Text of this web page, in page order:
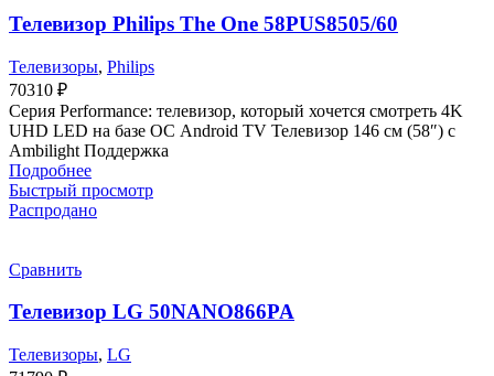
Телевизор Philips The One 58PUS8505/60
Телевизоры, Philips
70310 ₽
Серия Performance: телевизор, который хочется смотреть 4K
UHD LED на базе ОС Android TV Телевизор 146 см (58″) с
Ambilight Поддержка
Подробнее
Быстрый просмотр
Распродано
Сравнить
Телевизор LG 50NANO866PA
Телевизоры, LG